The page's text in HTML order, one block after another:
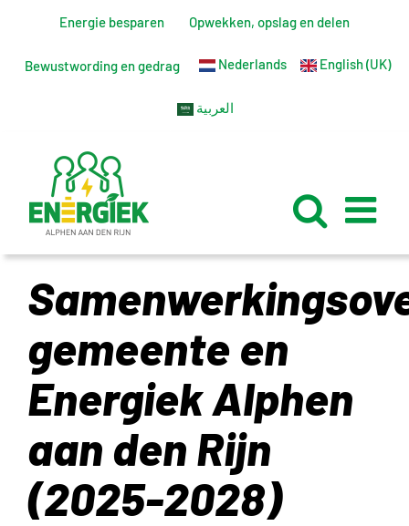
inhoud
Energie besparen Opwekken, opslag en delen
Bewustwording en gedrag Nederlands English (UK)
العربية
gemeente en
Energiek Alphen
aan den Rijn
(2025-2028)